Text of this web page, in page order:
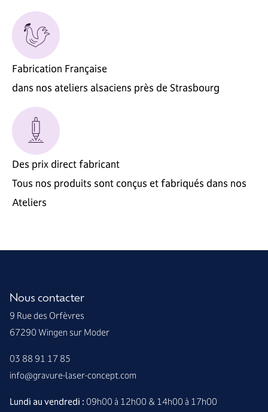
Fabrication Française
dans nos ateliers alsaciens près de Strasbourg
Des prix direct fabricant
Tous nos produits sont conçus et fabriqués dans nos
Ateliers
Nous contacter
9 Rue des Orfèvres
67290 Wingen sur Moder
03 88 91 17 85
info@gravure-laser-concept.com
Lundi au vendredi : 09h00 à 12h00 & 14h00 à 17h00